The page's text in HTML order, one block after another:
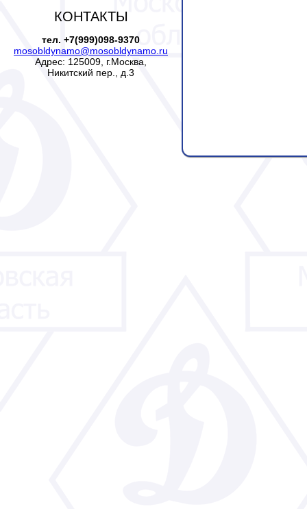
КОНТАКТЫ
тел. +7(999)098-9370
mosobldynamo@mosobldynamo.ru
Адрес: 125009, г.Москва,
Никитский пер., д.3